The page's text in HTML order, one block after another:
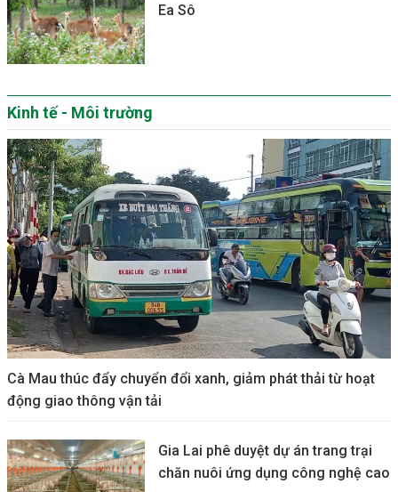
Ea Sô
Kinh tế - Môi trường
Cà Mau thúc đẩy chuyển đổi xanh, giảm phát thải từ hoạt
động giao thông vận tải
Gia Lai phê duyệt dự án trang trại
chăn nuôi ứng dụng công nghệ cao